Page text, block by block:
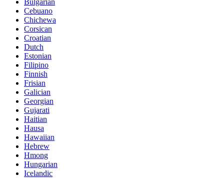
Bulgarian
Cebuano
Chichewa
Corsican
Croatian
Dutch
Estonian
Filipino
Finnish
Frisian
Galician
Georgian
Gujarati
Haitian
Hausa
Hawaiian
Hebrew
Hmong
Hungarian
Icelandic